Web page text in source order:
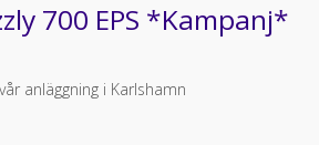
700 EPS *Kampanj*
anläggning i Karlshamn